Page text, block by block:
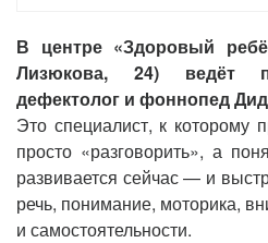
В центре «Здоровый
Лизюкова, 24) ведёт
дефектолог и фоннопед
Это специалист, к которому
просто «разговорить», а
развивается сейчас — и
речь, понимание, моторика,
и самостоятельности.